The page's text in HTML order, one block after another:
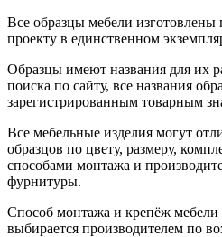
Все образцы мебели
проекту в единственном
Образцы имеют названия для их
поиска по сайту, все названия
зарегистрированным товарным
Все мебельные изделия могут
образцов по цвету, размеру,
способами монтажа и
фурнитуры.
Способ монтажа и крепёж мебели
выбирается производителем по